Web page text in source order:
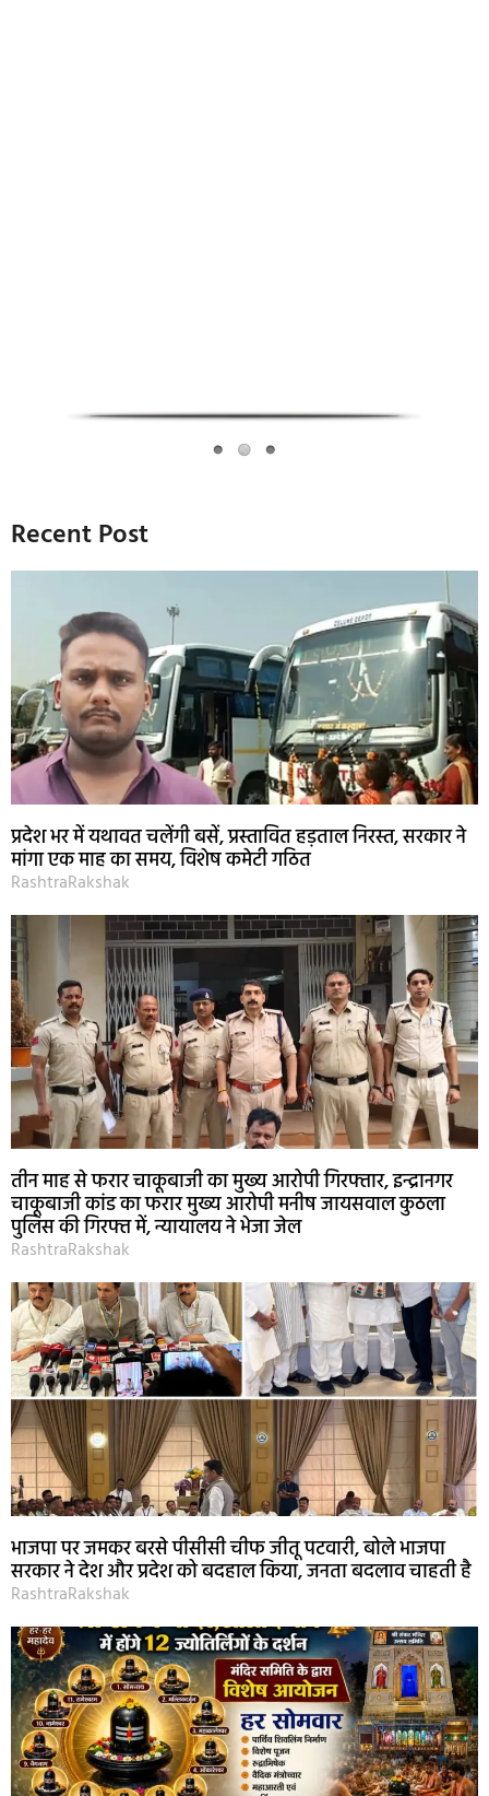
Recent Post
प्रदेश भर में यथावत चलेंगी बसें, प्रस्तावित हड़ताल निरस्त, सरकार ने
मांगा एक माह का समय, विशेष कमेटी गठित
RashtraRakshak
तीन माह से फरार चाकूबाजी का मुख्य आरोपी गिरफ्तार, इन्द्रानगर
चाकूबाजी कांड का फरार मुख्य आरोपी मनीष जायसवाल कुठला
पुलिस की गिरफ्त में, न्यायालय ने भेजा जेल
RashtraRakshak
भाजपा पर जमकर बरसे पीसीसी चीफ जीतू पटवारी, बोले भाजपा
सरकार ने देश और प्रदेश को बदहाल किया, जनता बदलाव चाहती है
RashtraRakshak